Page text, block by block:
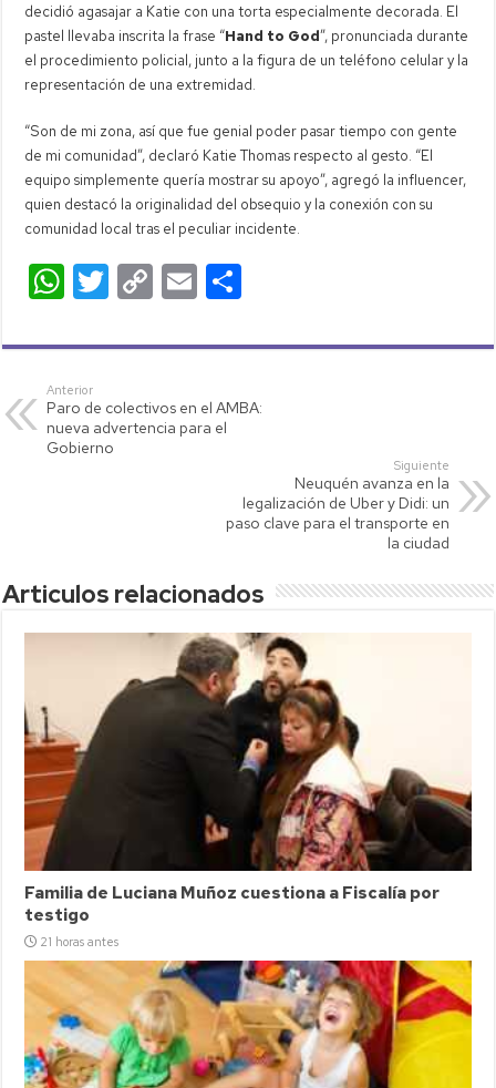
decidió agasajar a Katie con una torta especialmente decorada. El
pastel llevaba inscrita la frase “Hand to God”, pronunciada durante
el procedimiento policial, junto a la figura de un teléfono celular y la
representación de una extremidad.
“Son de mi zona, así que fue genial poder pasar tiempo con gente
de mi comunidad”, declaró Katie Thomas respecto al gesto. “El
equipo simplemente quería mostrar su apoyo”, agregó la influencer,
quien destacó la originalidad del obsequio y la conexión con su
comunidad local tras el peculiar incidente.
W
at
s
A
p
T
tt
C
p
Li
E
ail m
ar
Anterior
Paro de colectivos en el AMBA:
nueva advertencia para el
Gobierno
Siguiente
Neuquén avanza en la
legalización de Uber y Didi: un
paso clave para el transporte en
la ciudad
Articulos relacionados
Familia de Luciana Muñoz cuestiona a Fiscalía por
testigo
21 horas antes